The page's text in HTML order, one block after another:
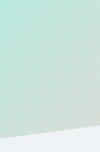
Gizlilik